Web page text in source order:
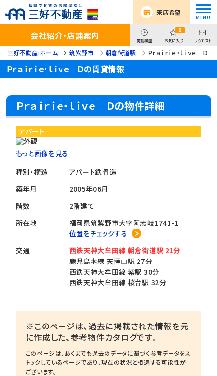
来店希望
会社紹介・店舗案内 閲覧履歴
0
お気に入り リクエスト
三好不動産:ホーム 筑紫野市 朝倉街道駅 Ｐｒａｉｒｉｅ・ｌｉｖｅ Ｄ
Ｐｒａｉｒｉｅ・ｌｉｖｅ Ｄの賃貸情報
Ｐｒａｉｒｉｅ・ｌｉｖｅ Ｄの物件詳細
アパート
もっと画像を見る
種別・構造
アパート鉄骨造
築年月
2005年06月
階数
2階建て
所在地
福岡県筑紫野市大字阿志岐1741-1
位置をチェックする
交通
西鉄天神大牟田線 朝倉街道駅 21分
鹿児島本線 天拝山駅 27分
西鉄天神大牟田線 紫駅 30分
西鉄天神大牟田線 桜台駅 32分
※このページは、過去に掲載された情報を元
に作成した、参考物件カタログです。
このページは、あくまでも過去のデータに基づく参考データをス
トックしているページであり、現在の状況と相違する可能性が
ございます。